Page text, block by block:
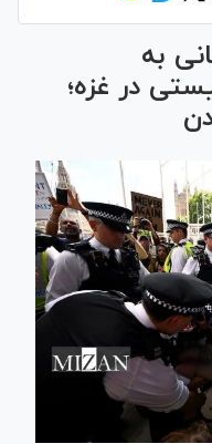
به
در غزه؛